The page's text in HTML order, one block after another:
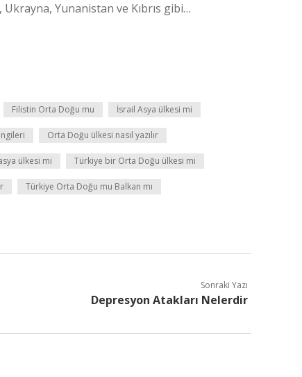
Yunanistan ve Kıbrıs gibi…
Filistin Orta Doğu mu İsrail Asya ülkesi mi
Orta Doğu ülkesi nasıl yazılır
ülkesi mi Türkiye bir Orta Doğu ülkesi mi
Türkiye Orta Doğu mu Balkan mı
Sonraki Yazı
Depresyon Atakları Nelerdir